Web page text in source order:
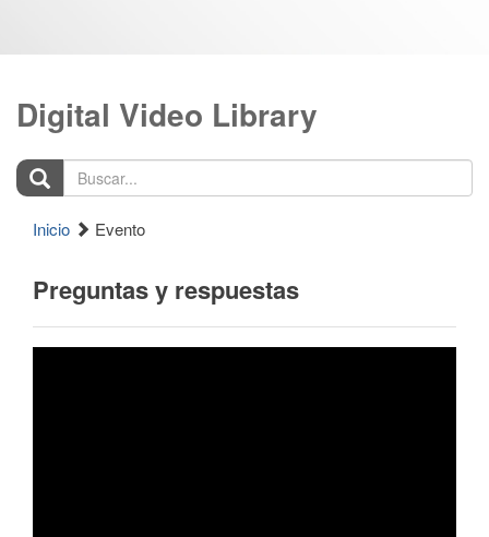
Digital Video Library
Buscar...
Inicio Evento
Preguntas y respuestas